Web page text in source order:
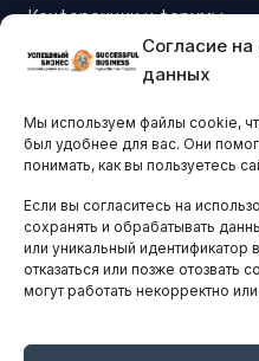
Согласие на
данных
Мы используем файлы cookie,
был удобнее для вас. Они
понимать, как вы пользуетесь
Если вы согласитесь на
сохранять и обрабатывать
или уникальный идентификатор
отказаться или позже отозвать
могут работать некорректно
Конференции и форумы
Бизнес-клубы и ассоциации
Остальные новости
АНАЛИТИКА И
ARTICLES IN
НАВИГАЦИЯ